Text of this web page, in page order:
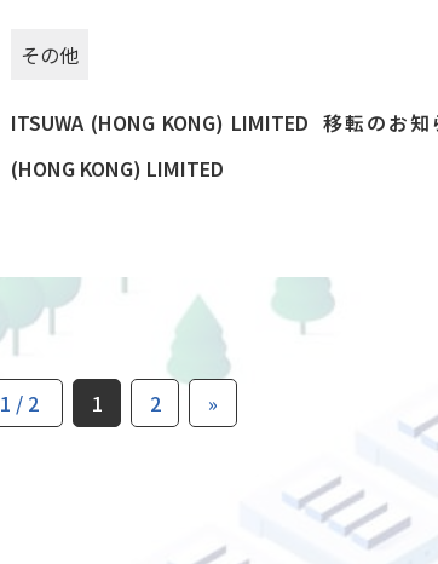
その他
ITSUWA (HONG KONG) LIMITED 移転の
(HONG KONG) LIMITED
1 / 2 1 2 »